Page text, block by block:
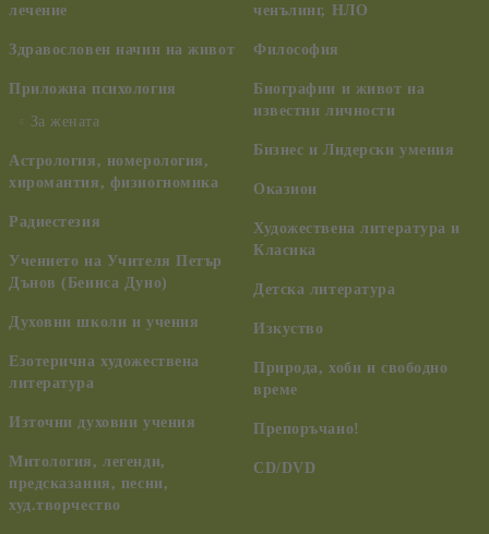
лечение
Здравословен начин на живот
Приложна психология
За жената
Астрология, номерология,
хиромантия, физиогномика
Радиестезия
Учението на Учителя Петър
Дънов (Беинса Дуно)
Духовни школи и учения
Езотерична художествена
литература
Източни духовни учения
Митология, легенди,
предсказания, песни,
худ.творчество
ченълинг, НЛО
Философия
Биографии и живот на
известни личности
Бизнес и Лидерски умения
Оказион
Художествена литература и
Класика
Детска литература
Изкуство
Природа, хоби и свободно
време
Препоръчано!
CD/DVD